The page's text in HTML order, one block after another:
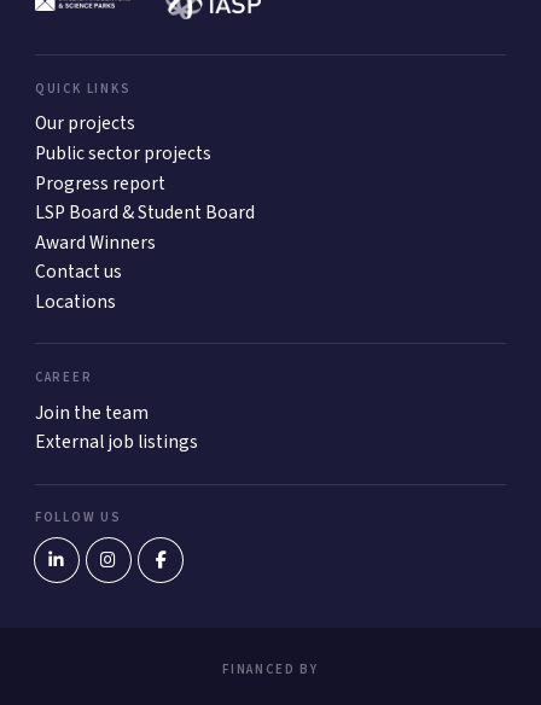
QUICK LINKS
Our projects
Public sector projects
Progress report
LSP Board & Student Board
Award Winners
Contact us
Locations
CAREER
Join the team
External job listings
FOLLOW US
FINANCED BY